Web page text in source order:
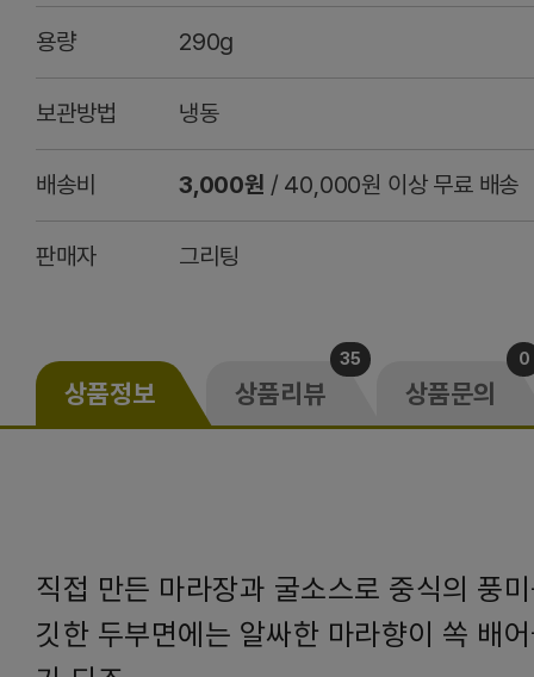
용량 290g
보관방법 냉동
배송비 3,000원 / 40,000원 이상 무료 배송
판매자 그리팅
상품정보 상품리뷰
35
상품문의
0
직접 만든 마라장과 굴소스로 중식의 풍
깃한 두부면에는 알싸한 마라향이 쏙 배